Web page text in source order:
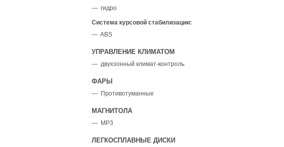
— гидро
Система курсовой стабилизации:
— ABS
УПРАВЛЕНИЕ КЛИМАТОМ
— двухзонный климат-контроль
ФАРЫ
— Противотуманные
МАГНИТОЛА
— MP3
ЛЕГКОСПЛАВНЫЕ ДИСКИ